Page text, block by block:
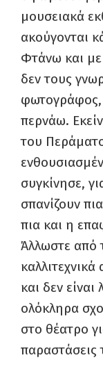
μουσειακά
ακούγονται
Φτάνω και
δεν τους
φωτογράφος,
περνάω.
του
συγκίνησε,
σπανίζουν
πια και η
Άλλωστε από
και δεν
ολόκληρα
στο θέατρο
παραστάσεις